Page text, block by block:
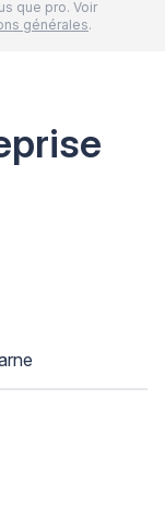
que pro. Voir
générales.